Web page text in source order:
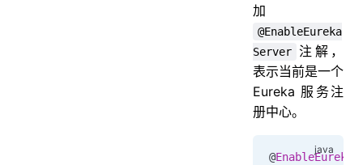
加
@EnableEureka
Server 注解，
表示当前是一个
Eureka 服务注
册中心。
@